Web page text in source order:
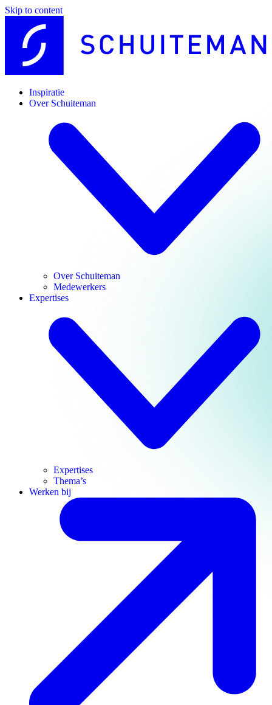
Skip to content
Inspiratie
Over Schuiteman
Over Schuiteman
Medewerkers
Expertises
Expertises
Thema’s
Werken bij